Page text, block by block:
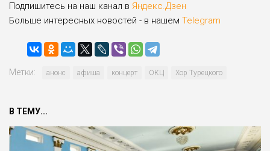
Подпишитесь на наш канал в Яндекс.Дзен
Больше интересных новостей - в нашем Telegram
Метки: анонс афиша концерт ОКЦ Хор Турецкого
В ТЕМУ...